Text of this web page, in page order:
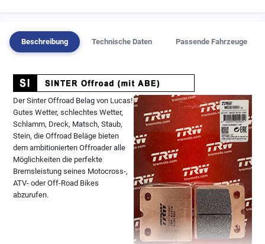
Beschreibung Technische Daten Passende Fahrzeuge
Der Sinter Offroad Belag von Lucas!
Gutes Wetter, schlechtes Wetter,
Schlamm, Dreck, Matsch, Staub,
Stein, die Offroad Beläge bieten
dem ambitionierten Offroader alle
Möglichkeiten die perfekte
Bremsleistung seines Motocross-,
ATV- oder Off-Road Bikes
abzurufen.